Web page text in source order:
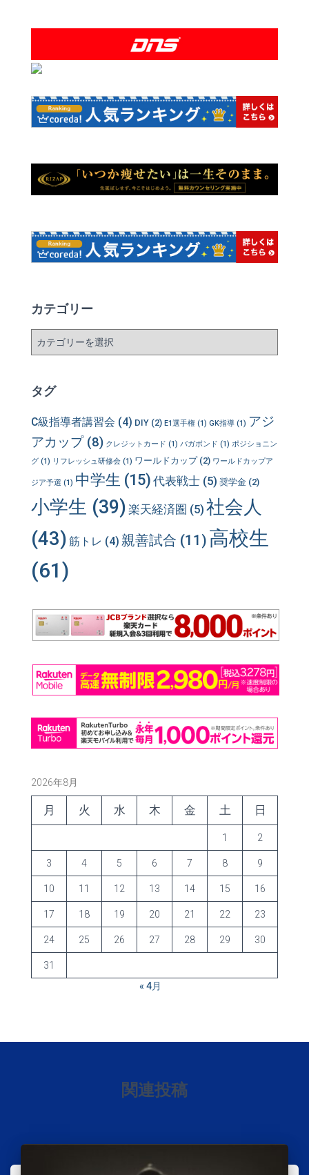
カテゴリー
ー
タグ
C級指導者講習会 (4) DIY (2) E1選手権 (1) GK指導 (1) アジ
アカップ(8) クレジットカード (1) バガボンド (1) ポジショニン
グ (1) リフレッシュ研修会 (1) ワールドカップ(2) ワールドカップア
ジア予選 (1) 中学生 (15) 代表戦士 (5) 奨学金 (2)
小学生 (39) 楽天経済圏 (5) 社会人
(43) 筋トレ (4) 親善試合 (11) 高校生
(61)
2026年8月
月 火 水 木 金 土 日
1 2
3 4 5 6 7 8 9
10 11 12 13 14 15 16
17 18 19 20 21 22 23
24 25 26 27 28 29 30
31
« 4月
関連投稿